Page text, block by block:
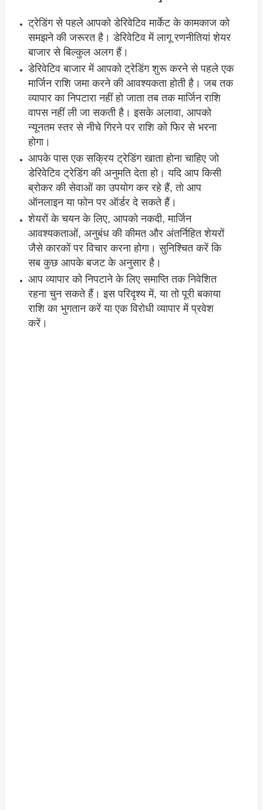
ट्रेडिंग से पहले आपको डेरिवेटिव मार्केट के कामकाज को
समझने की जरूरत है। डेरिवेटिव में लागू रणनीतियां शेयर
बाजार से बिल्कुल अलग हैं।
डेरिवेटिव बाजार में आपको ट्रेडिंग शुरू करने से पहले एक
मार्जिन राशि जमा करने की आवश्यकता होती है। जब तक
व्यापार का निपटारा नहीं हो जाता तब तक मार्जिन राशि
वापस नहीं ली जा सकती है। इसके अलावा, आपको
न्यूनतम स्तर से नीचे गिरने पर राशि को फिर से भरना
होगा।
आपके पास एक सक्रिय ट्रेडिंग खाता होना चाहिए जो
डेरिवेटिव ट्रेडिंग की अनुमति देता हो। यदि आप किसी
ब्रोकर की सेवाओं का उपयोग कर रहे हैं, तो आप
ऑनलाइन या फोन पर ऑर्डर दे सकते हैं।
शेयरों के चयन के लिए, आपको नकदी, मार्जिन
आवश्यकताओं, अनुबंध की कीमत और अंतर्निहित शेयरों
जैसे कारकों पर विचार करना होगा। सुनिश्चित करें कि
सब कुछ आपके बजट के अनुसार है।
आप व्यापार को निपटाने के लिए समाप्ति तक निवेशित
रहना चुन सकते हैं। इस परिदृश्य में, या तो पूरी बकाया
राशि का भुगतान करें या एक विरोधी व्यापार में प्रवेश
करें।